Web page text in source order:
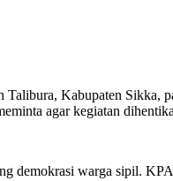
Kabupaten Sikka,
agar kegiatan
demokrasi warga sipil.